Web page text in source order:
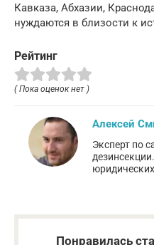
Кавказа, Абхазии,
нуждаются в близости к
Рейтинг
( Пока оценок нет )
Алексей
Эксперт по
Понравилась